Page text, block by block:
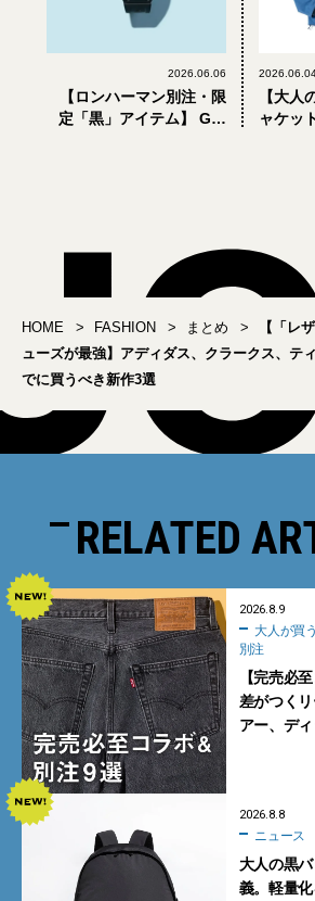
2026.06.06
【ロンハーマン別注・限
定「黒」アイテム】 Gシ
【大人
ャケッ
HOME FASHION まとめ
【「レ
ューズが最強】アディダス、クラークス、テ
でに買うべき新作3選
RELATED
2026.8.9
別注
【完売必
差がつく
アー、デ
2026.8.8
ニュース
大人の黒
義。軽量